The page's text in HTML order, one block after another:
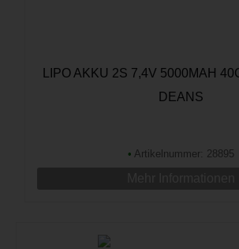
LIPO AKKU 2S 7,4V 5000MAH
DEANS
• Artikelnummer: 28895